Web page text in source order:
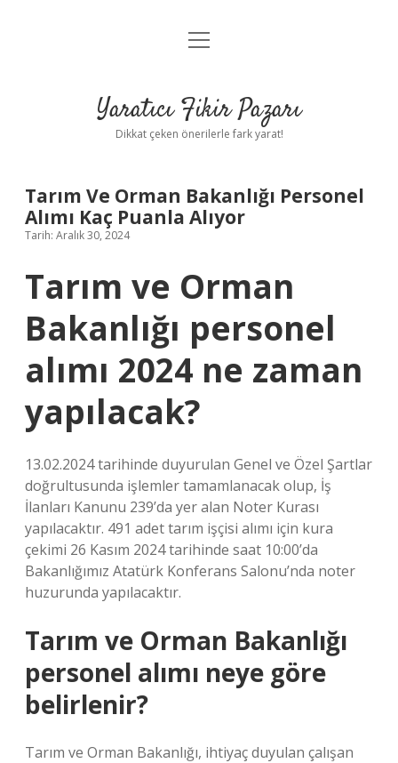
Anasayfa
Yasal Uyarı
menüyü
Yaratıcı Fikir Pazarı
Dikkat çeken önerilerle fark yarat!
Tarım Ve Orman Bakanlığı Personel
Alımı Kaç Puanla Alıyor
Tarih: Aralık 30, 2024
Tarım ve Orman
Bakanlığı personel
alımı 2024 ne zaman
yapılacak?
13.02.2024 tarihinde duyurulan Genel ve Özel Şartlar
doğrultusunda işlemler tamamlanacak olup, İş
İlanları Kanunu 239’da yer alan Noter Kurası
yapılacaktır. 491 adet tarım işçisi alımı için kura
çekimi 26 Kasım 2024 tarihinde saat 10:00’da
Bakanlığımız Atatürk Konferans Salonu’nda noter
huzurunda yapılacaktır.
Tarım ve Orman Bakanlığı
personel alımı neye göre
belirlenir?
Tarım ve Orman Bakanlığı, ihtiyaç duyulan çalışan